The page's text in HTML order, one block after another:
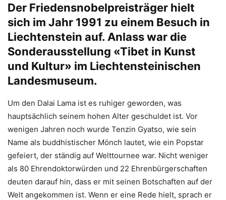
Der Friedensnobelpreisträger hielt
sich im Jahr 1991 zu einem Besuch in
Liechtenstein auf. Anlass war die
Sonderausstellung «Tibet in Kunst
und Kultur» im Liechtensteinischen
Landesmuseum.
Um den Dalai Lama ist es ruhiger geworden, was
hauptsächlich seinem hohen Alter geschuldet ist. Vor
wenigen Jahren noch wurde Tenzin Gyatso, wie sein
Name als buddhistischer Mönch lautet, wie ein Popstar
gefeiert, der ständig auf Welttournee war. Nicht weniger
als 80 Ehrendoktorwürden und 22 Ehrenbürgerschaften
deuten darauf hin, dass er mit seinen Botschaften auf der
Welt angekommen ist. Wenn er eine Rede hielt, sprach er